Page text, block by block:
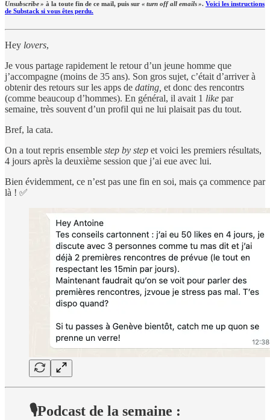
Unsubscribe » à la toute fin de ce mail, puis sur « turn off all emails ». Voici les instructions
de Substack si vous êtes perdu.
Hey lovers,
Je vous partage rapidement le retour d’un jeune homme que
j’accompagne (moins de 35 ans). Son gros sujet, c’était d’arriver à
obtenir des retours sur les apps de dating, et donc des rencontrs
(comme beaucoup d’hommes). En général, il avait 1 like par
semaine, très souvent d’un profil qui ne lui plaisait pas du tout.
Bref, la cata.
On a tout repris ensemble step by step et voici les premiers résultats,
4 jours après la deuxième session que j’ai eue avec lui.
Bien évidemment, ce n’est pas une fin en soi, mais ça commence par
là ! ✅
🎙Podcast de la semaine :